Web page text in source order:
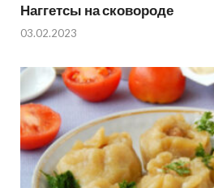
Наггетсы на сковороде
03.02.2023